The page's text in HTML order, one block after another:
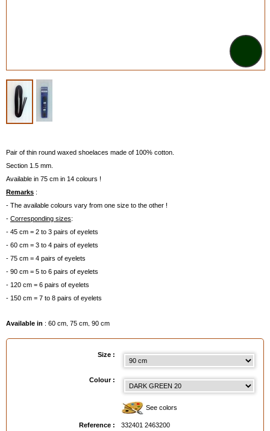
Pair of thin round waxed shoelaces made of 100% cotton.
Section 1.5 mm.
Available in 75 cm in 14 colours !
Remarks :
- The available colours vary from one size to the other !
- Corresponding sizes:
- 45 cm = 2 to 3 pairs of eyelets
- 60 cm = 3 to 4 pairs of eyelets
- 75 cm = 4 pairs of eyelets
- 90 cm = 5 to 6 pairs of eyelets
- 120 cm = 6 pairs of eyelets
- 150 cm = 7 to 8 pairs of eyelets
Available in : 60 cm, 75 cm, 90 cm
Size :
Colour :
See colors
Reference :
332401 2463200